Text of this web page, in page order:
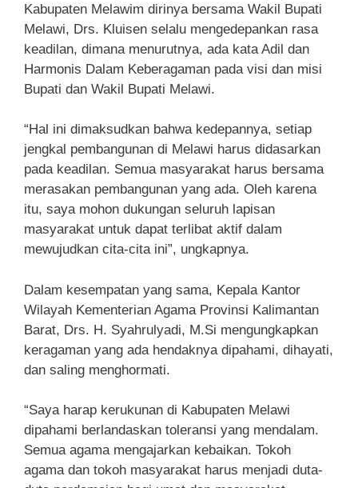
Kabupaten Melawim dirinya bersama Wakil Bupati
Melawi, Drs. Kluisen selalu mengedepankan rasa
keadilan, dimana menurutnya, ada kata Adil dan
Harmonis Dalam Keberagaman pada visi dan misi
Bupati dan Wakil Bupati Melawi.
“Hal ini dimaksudkan bahwa kedepannya, setiap
jengkal pembangunan di Melawi harus didasarkan
pada keadilan. Semua masyarakat harus bersama
merasakan pembangunan yang ada. Oleh karena
itu, saya mohon dukungan seluruh lapisan
masyarakat untuk dapat terlibat aktif dalam
mewujudkan cita-cita ini”, ungkapnya.
Dalam kesempatan yang sama, Kepala Kantor
Wilayah Kementerian Agama Provinsi Kalimantan
Barat, Drs. H. Syahrulyadi, M.Si mengungkapkan
keragaman yang ada hendaknya dipahami, dihayati,
dan saling menghormati.
“Saya harap kerukunan di Kabupaten Melawi
dipahami berlandaskan toleransi yang mendalam.
Semua agama mengajarkan kebaikan. Tokoh
agama dan tokoh masyarakat harus menjadi duta-